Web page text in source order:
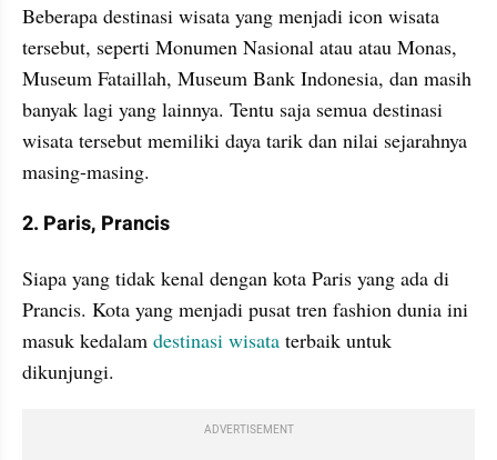
Beberapa destinasi wisata yang menjadi icon wisata
tersebut, seperti Monumen Nasional atau atau Monas,
Museum Fataillah, Museum Bank Indonesia, dan masih
banyak lagi yang lainnya. Tentu saja semua destinasi
wisata tersebut memiliki daya tarik dan nilai sejarahnya
masing-masing.
2. Paris, Prancis
Siapa yang tidak kenal dengan kota Paris yang ada di
Prancis. Kota yang menjadi pusat tren fashion dunia ini
masuk kedalam destinasi wisata terbaik untuk
dikunjungi.
ADVERTISEMENT